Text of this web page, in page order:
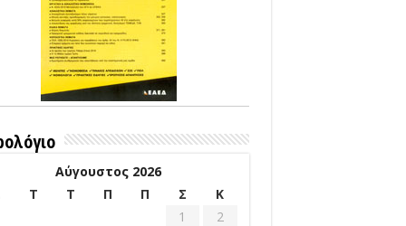
Αύγουστος 2026
Τ Τ Π Π Σ
Κ
1
2